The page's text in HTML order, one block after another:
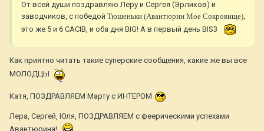
От всей души поздравляю Леру и Сергея (Эрликов) и
заводчиков, с победой Тюшеньки (Авантюрин Мое Сокровище),
это же 5 и 6 CACIB, и оба дня BIG! А в первый день BIS3
Как приятно читать такие суперские сообщения, какие же вы все
МОЛОДЦЫ
Катя, ПОЗДРАВЛЯЕМ Марту с ИНТЕРОМ
Лера, Сергей, Юля, ПОЗДРАВЛЯЕМ с феерическими успехами
Авантюрина!